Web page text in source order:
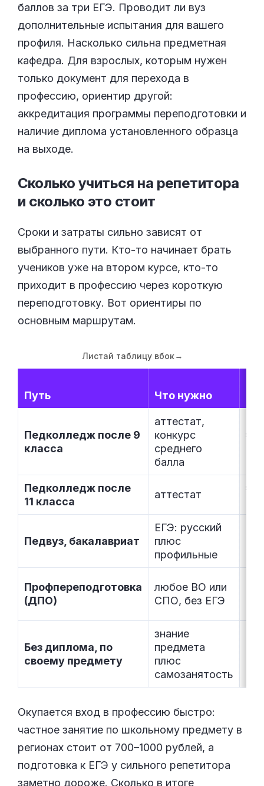
баллов за три ЕГЭ. Проводит ли вуз
дополнительные испытания для вашего
профиля. Насколько сильна предметная
кафедра. Для взрослых, которым нужен
только документ для перехода в
профессию, ориентир другой:
аккредитация программы переподготовки и
наличие диплома установленного образца
на выходе.
Сколько учиться на репетитора
и сколько это стоит
Сроки и затраты сильно зависят от
выбранного пути. Кто-то начинает брать
учеников уже на втором курсе, кто-то
приходит в профессию через короткую
переподготовку. Вот ориентиры по
основным маршрутам.
Листай таблицу вбок→
Путь Что нужно
Педколледж после 9
класса
аттестат,
конкурс
среднего
балла
≈3
Педколледж после
11 класса
аттестат
≈2
Педвуз, бакалавриат
ЕГЭ: русский
плюс
профильные
Профпереподготовка
(ДПО)
любое ВО или
СПО, без ЕГЭ
Без диплома, по
своему предмету
знание
предмета
плюс
самозанятость
Окупается вход в профессию быстро:
частное занятие по школьному предмету в
регионах стоит от 700–1000 рублей, а
подготовка к ЕГЭ у сильного репетитора
заметно дороже. Сколько в итоге